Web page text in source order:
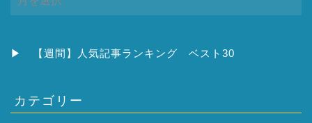
ー
ブ
▶ 【週間】人気記事ランキング ベスト30
カテゴリー